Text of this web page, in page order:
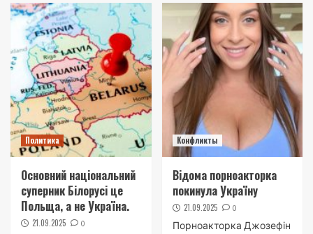
Политика
Основний національний
суперник Білорусі це
Польща, а не Україна.
21.09.2025 0
Конфликты
Відома порноакторка
покинула Україну
21.09.2025 0
Порноакторка Джозефін